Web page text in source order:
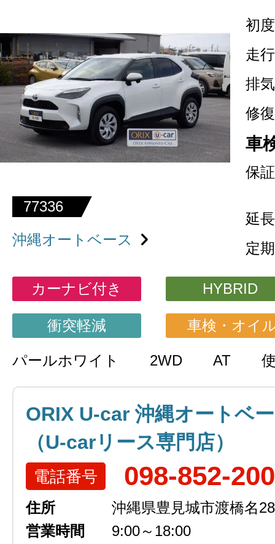
77336
沖縄オートベース
初
走
排
修
車
保証
延
定
カーナビ付き HYBRID
衝突軽減 車検・オイ
パールホワイト 2WD AT
ORIX U-car 沖縄オートベ
（U-carリース専門店）
電話番号 098-852-
住所
沖縄県豊見城市渡橋名
営業時間
9:00～18:00